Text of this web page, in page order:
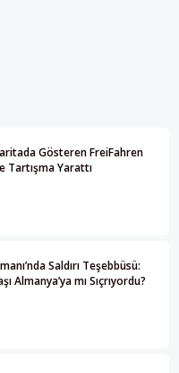
Gösteren FreiFahren
Tartışma Yarattı
Saldırı Teşebbüsü:
Almanya’ya mı Sıçrıyordu?